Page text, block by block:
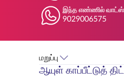
இந்த எண்ணில்
9029006575
மறுப்பு
ஆயுள் காப்பீட்டுத்